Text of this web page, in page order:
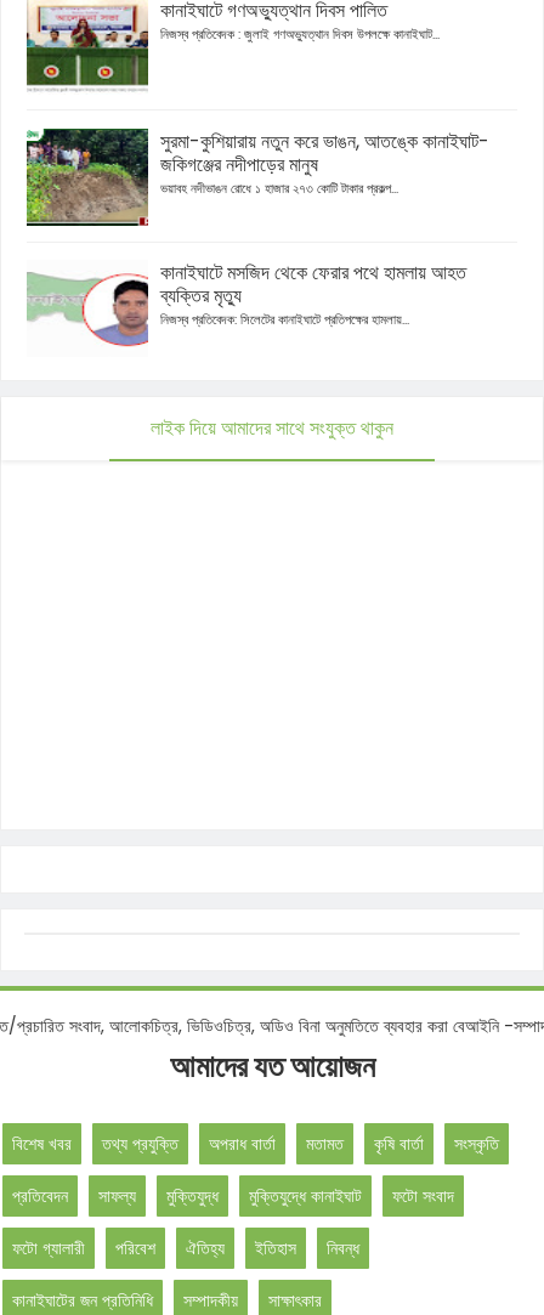
কানাইঘাটে গণঅভ্যুত্থান দিবস পালিত
নিজস্ব প্রতিবেদক : জুলাই গণঅভ্যুত্থান দিবস উপলক্ষে কানাইঘাট...
সুরমা-কুশিয়ারায় নতুন করে ভাঙন, আতঙ্কে কানাইঘাট-
জকিগঞ্জের নদীপাড়ের মানুষ
ভয়াবহ নদীভাঙন রোধে ১ হাজার ২৭৩ কোটি টাকার প্রকল্প...
কানাইঘাটে মসজিদ থেকে ফেরার পথে হামলায় আহত
ব্যক্তির মৃত্যু
নিজস্ব প্রতিবেদক: সিলেটের কানাইঘাটে প্রতিপক্ষের হামলায়...
লাইক দিয়ে আমাদের সাথে সংযুক্ত থাকুন
প্রচারিত সংবাদ, আলোকচিত্র, ভিডিওচিত্র, অডিও বিনা অনুমতিতে ব্যবহার করা বেআইনি -
আমাদের যত আয়োজন
বিশেষ খবর তথ্য প্রযুক্তি অপরাধ বার্তা মতামত কৃষি বার্তা সংস্কৃতি
প্রতিবেদন সাফল্য মুক্তিযুদ্ধ মুক্তিযুদ্ধে কানাইঘাট ফটো সংবাদ
ফটো গ্যালারী পরিবেশ ঐতিহ্য ইতিহাস নিবন্ধ
কানাইঘাটের জন প্রতিনিধি সম্পাদকীয় সাক্ষাৎকার